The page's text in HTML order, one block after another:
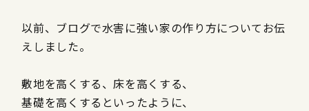
以前、ブログで水害に強い家の作り方についてお伝
えしました。
敷地を高くする、床を高くする、
基礎を高くするといったように、